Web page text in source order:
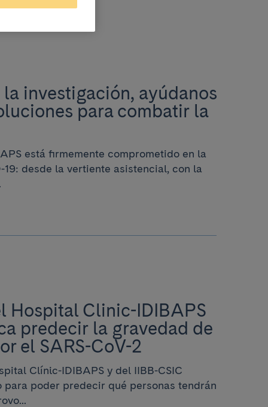
investigación, ayúdanos
para combatir la
está firmemente comprometido en la
desde la vertiente asistencial, con la
Hospital Clinic-IDIBAPS
predecir la gravedad de
el SARS-CoV-2
Clínic-IDIBAPS y del IIBB-CSIC
para poder predecir qué personas tendrán